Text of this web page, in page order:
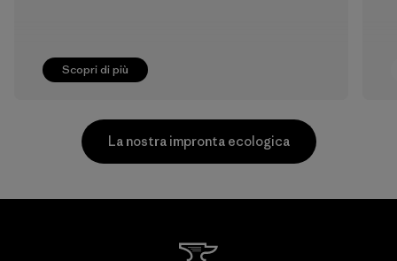
Scopri di più
La nostra impronta ecologica